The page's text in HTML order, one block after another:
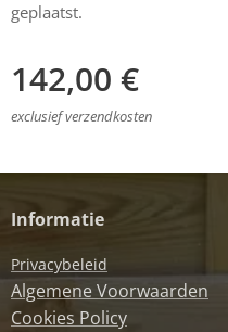
geplaatst.
142,00 €
exclusief verzendkosten
Informatie
Privacybeleid
Algemene Voorwaarden
Cookies Policy